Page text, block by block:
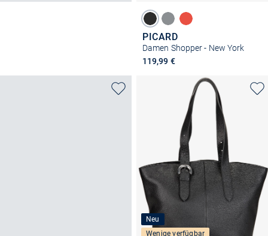
PICARD
Damen Shopper - New York
119,99 €
Neu
Wenige verfügbar